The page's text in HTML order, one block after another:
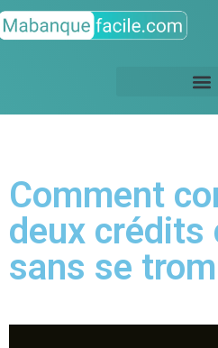
Comment
deux crédits
sans se